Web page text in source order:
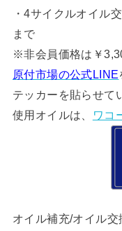
・4サイクルオイル
まで
※非会員価格は￥
原付市場の公式LINE
テッカーを貼らせて
使用オイルは、
ワコ
オイル補充/オイル